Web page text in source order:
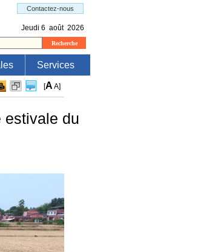
Services
[A A]
estivale du